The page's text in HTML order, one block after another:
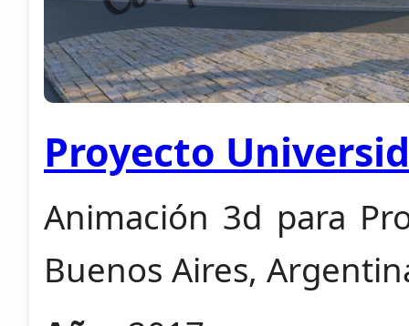
Proyecto
Animación 3d para
Buenos Aires,